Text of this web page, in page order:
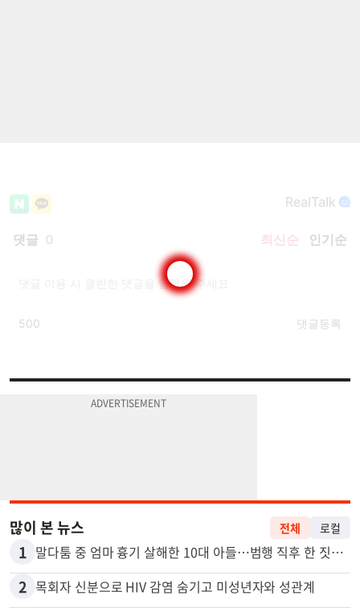
많이 본 뉴스 전체 로컬
1 말다툼 중 엄마 흉기 살해한 10대 아들…범행 직후 한 짓 충격
2 목회자 신분으로 HIV 감염 숨기고 미성년자와 성관계